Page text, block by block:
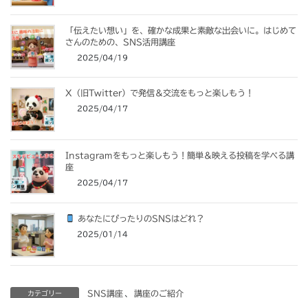
「伝えたい想い」を、確かな成果と素敵な出会いに。はじめて
さんのための、SNS活用講座
2025/04/19
X（旧Twitter）で発信＆交流をもっと楽しもう！
2025/04/17
Instagramをもっと楽しもう！簡単＆映える投稿を学べる講
座
2025/04/17
あなたにぴったりのSNSはどれ？
2025/01/14
カテゴリー SNS講座 、 講座のご紹介